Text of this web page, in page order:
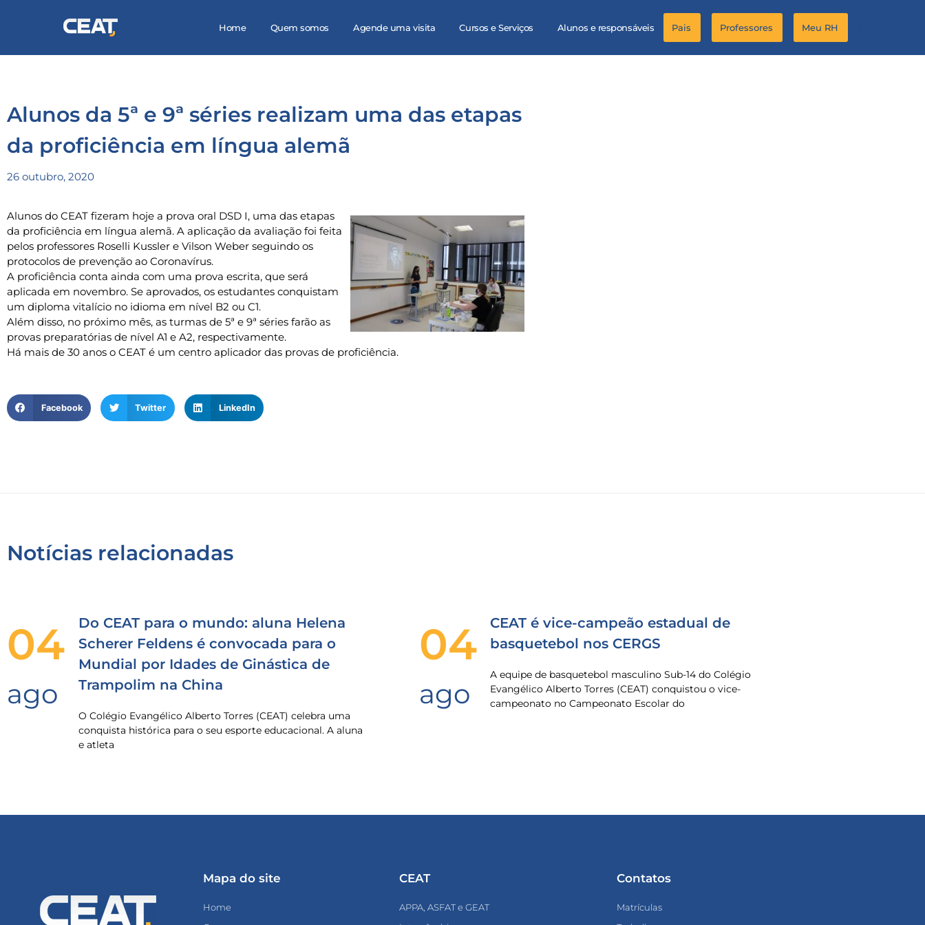
Home Quem somos Agende uma visita Cursos e Serviços Alunos e responsáveis Pais Professores Meu RH
Alunos da 5ª e 9ª séries realizam uma das etapas
da proficiência em língua alemã
26 outubro, 2020
Alunos do CEAT fizeram hoje a prova oral DSD I, uma das etapas
da proficiência em língua alemã. A aplicação da avaliação foi feita
pelos professores Roselli Kussler e Vilson Weber seguindo os
protocolos de prevenção ao Coronavírus.
A proficiência conta ainda com uma prova escrita, que será
aplicada em novembro. Se aprovados, os estudantes conquistam
um diploma vitalício no idioma em nível B2 ou C1.
Além disso, no próximo mês, as turmas de 5ª e 9ª séries farão as
provas preparatórias de nível A1 e A2, respectivamente.
Há mais de 30 anos o CEAT é um centro aplicador das provas de proficiência.
Facebook Twitter LinkedIn
Notícias relacionadas
04
ago
Do CEAT para o mundo: aluna Helena
Scherer Feldens é convocada para o
Mundial por Idades de Ginástica de
Trampolim na China
O Colégio Evangélico Alberto Torres (CEAT) celebra uma
conquista histórica para o seu esporte educacional. A aluna
e atleta
04
ago
CEAT é vice-campeão estadual de
basquetebol nos CERGS
A equipe de basquetebol masculino Sub-14 do Colégio
Evangélico Alberto Torres (CEAT) conquistou o vice-
campeonato no Campeonato Escolar do
Mapa do site
Home
CEAT
APPA, ASFAT e GEAT
Contatos
Matrículas